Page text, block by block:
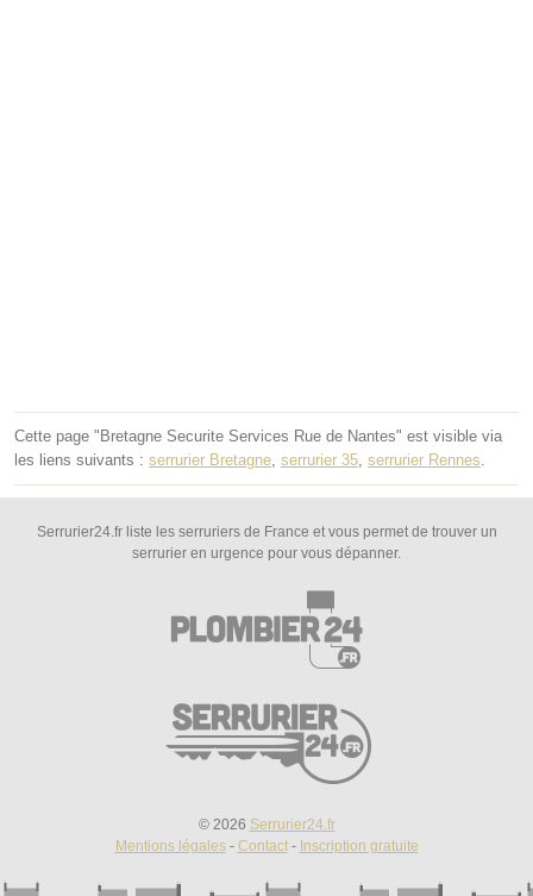
Cette page "Bretagne Securite Services Rue de Nantes" est visible via
les liens suivants : serrurier Bretagne, serrurier 35, serrurier Rennes.
Serrurier24.fr liste les serruriers de France et vous permet de trouver un
serrurier en urgence pour vous dépanner.
© 2026 Serrurier24.fr
Mentions légales- Contact- Inscription gratuite